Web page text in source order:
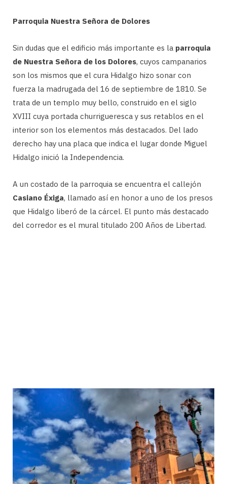
Parroquia Nuestra Señora de Dolores
Sin dudas que el edificio más importante es la parroquia
de Nuestra Señora de los Dolores, cuyos campanarios
son los mismos que el cura Hidalgo hizo sonar con
fuerza la madrugada del 16 de septiembre de 1810. Se
trata de un templo muy bello, construido en el siglo
XVIII cuya portada churrigueresca y sus retablos en el
interior son los elementos más destacados. Del lado
derecho hay una placa que indica el lugar donde Miguel
Hidalgo inició la Independencia.
A un costado de la parroquia se encuentra el callejón
Casiano Éxiga, llamado así en honor a uno de los presos
que Hidalgo liberó de la cárcel. El punto más destacado
del corredor es el mural titulado 200 Años de Libertad.